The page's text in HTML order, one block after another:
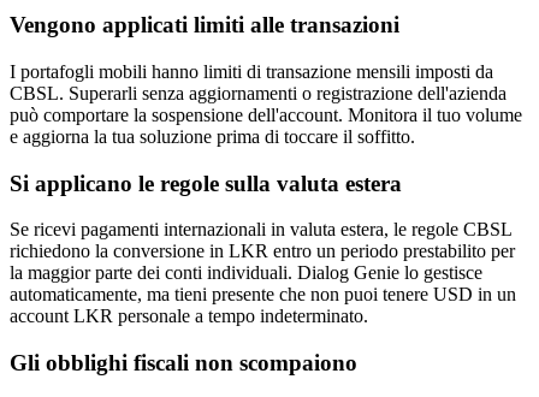
Vengono applicati limiti alle transazioni
I portafogli mobili hanno limiti di transazione mensili imposti da
CBSL. Superarli senza aggiornamenti o registrazione dell'azienda
può comportare la sospensione dell'account. Monitora il tuo volume
e aggiorna la tua soluzione prima di toccare il soffitto.
Si applicano le regole sulla valuta estera
Se ricevi pagamenti internazionali in valuta estera, le regole CBSL
richiedono la conversione in LKR entro un periodo prestabilito per
la maggior parte dei conti individuali. Dialog Genie lo gestisce
automaticamente, ma tieni presente che non puoi tenere USD in un
account LKR personale a tempo indeterminato.
Gli obblighi fiscali non scompaiono